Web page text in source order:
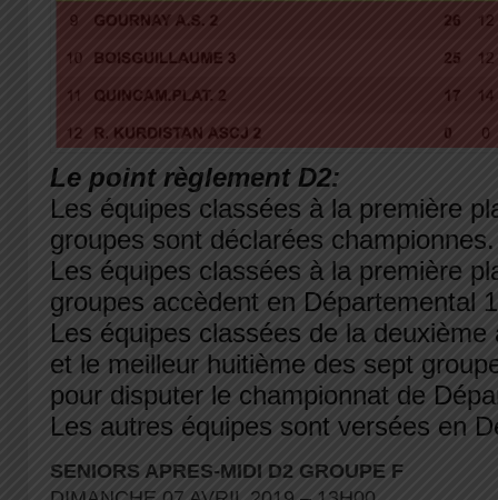
Le point règlement D2:
Les équipes classées à la première
groupes sont déclarées championnes.
Les équipes classées à la première
groupes accèdent en Départemental
Les équipes classées de la
et le meilleur huitième des sept
pour disputer le championnat de
Les autres équipes sont versées en
SENIORS APRES-MIDI D2 GROUPE F